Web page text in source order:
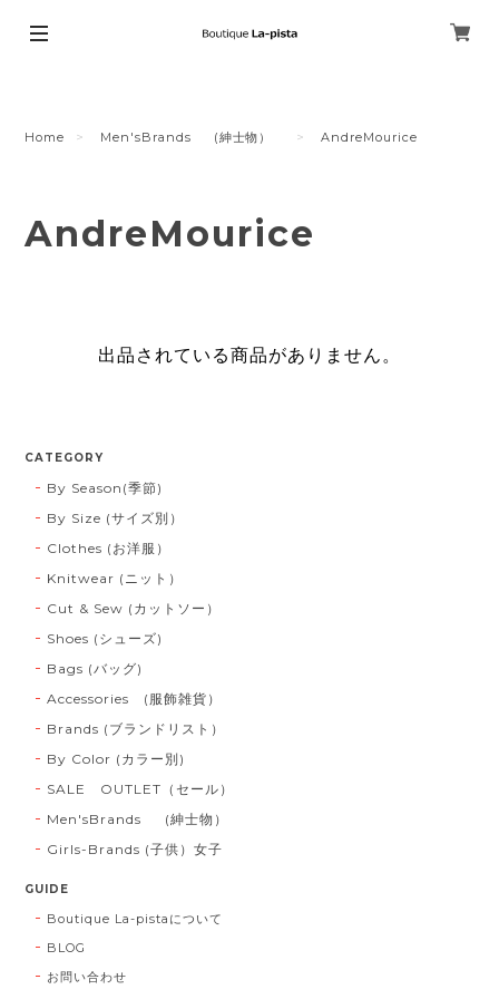
Home Men'sBrands (紳士物） AndreMourice
AndreMourice
出品されている商品がありません。
CATEGORY
By Season(季節)
By Size (サイズ別）
Clothes (お洋服）
Knitwear (ニット）
Cut & Sew (カットソー）
Shoes (シューズ)
Bags (バッグ)
Accessories (服飾雑貨）
Brands (ブランドリスト）
By Color (カラー別)
SALE OUTLET（セール）
Men'sBrands (紳士物）
Girls-Brands (子供）女子
GUIDE
Boutique La-pistaについて
BLOG
お問い合わせ